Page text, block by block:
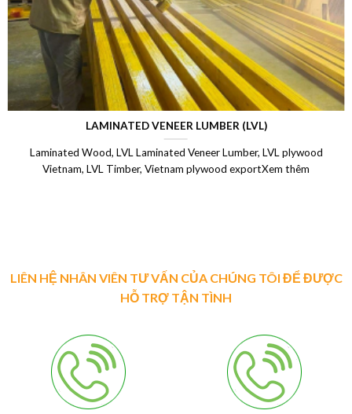
LAMINATED VENEER LUMBER (LVL)
Laminated Wood, LVL Laminated Veneer Lumber, LVL plywood
Vietnam, LVL Timber, Vietnam plywood exportXem thêm
LIÊN HỆ NHÂN VIÊN TƯ VẤN CỦA CHÚNG TÔI ĐỂ ĐƯỢC
HỖ TRỢ TẬN TÌNH